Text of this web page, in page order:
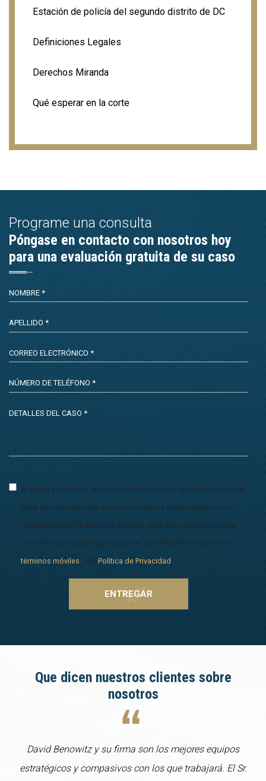
Estación de policía del segundo distrito de DC
Definiciones Legales
Derechos Miranda
Qué esperar en la corte
Programe una consulta
Póngase en contacto con nosotros hoy
para una evaluación gratuita de su caso
Al enviar su número de teléfono móvil, acepta recibir mensajes de
texto relacionados con sus suscripciones u otra información
relacionada con la industria. Puedes optar por salir en cualquier
momento. Se pueden aplicar tarifas de mensajes y datos. Ver
términos móviles . Ver Política de Privacidad .
Que dicen nuestros clientes sobre
nosotros
David Benowitz y su firma son los mejores equipos
estratégicos y compasivos con los que trabajará. El Sr.